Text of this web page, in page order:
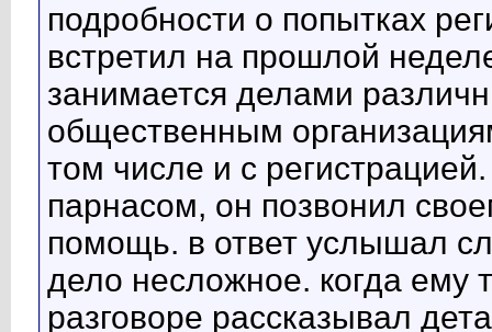
подробности о попытках
встретил на прошлой
занимается делами
общественным
том числе и с
парнасом, он позвонил
помощь. в ответ услышал
дело несложное. когда ему
разговоре рассказывал